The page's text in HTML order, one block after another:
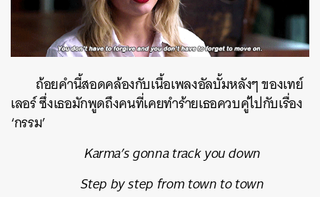
ถ้อยคำนี้สอดคล้องกับเนื้อเพลงอัลบั้มหลังๆ ของเทย์
เลอร์ ซึ่งเธอมักพูดถึงคนที่เคยทำร้ายเธอควบคู่ไปกับเรื่อง
‘กรรม’
Karma’s gonna track you down
Step by step from town to town